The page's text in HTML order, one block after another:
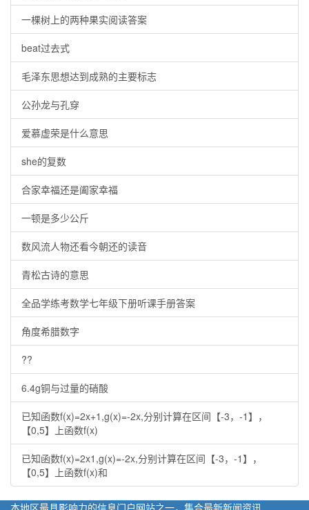
一棵树上的两种果实阅读答案
beat过去式
毛泽东思想达到成熟的主要标志
公孙龙与孔穿
爱慕虚荣是什么意思
she的复数
合家幸福还是阖家幸福
一顿是多少公斤
数风流人物还看今朝还的读音
青松古诗的意思
全品学练考数学七年级下册听课手册答案
角度希腊数字
??
6.4g铜与过量的硝酸
已知函数f(x)=2x+1,g(x)=-2x,分别计算在区间【-3，-1】，
【0,5】上函数f(x)
已知函数f(x)=2x1,g(x)=-2x,分别计算在区间【-3，-1】，
【0,5】上函数f(x)和